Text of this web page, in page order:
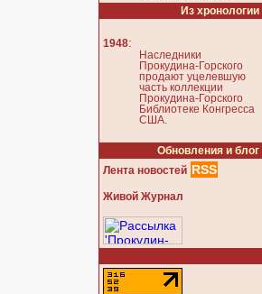
Из хронологии
1948:
Наследники
Прокудина-Горского
продают уцелевшую
часть коллекции
Прокудина-Горского
Библиотеке Конгресса
США.
Обновления и блог
Лента новостей RSS
Живой Журнал